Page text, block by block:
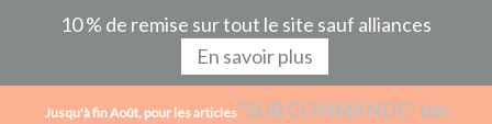
10 % de remise sur tout le site sauf alliances
En savoir plus
Jusqu'à fin Août, pour les articles "SUR COMMANDE" (en